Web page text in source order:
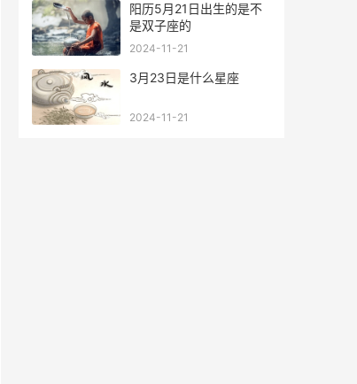
阳历5月21日出生的是不
是双子座的
2024-11-21
3月23日是什么星座
2024-11-21